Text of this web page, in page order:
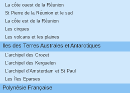
La côte ouest de la Réunion
St Pierre de la Réunion et le sud
La côte est de la Réunion
Les cirques
Les volcans et les plaines
Iles des Terres Australes et Antarctiques
L'archipel des Crozet
L'archipel des Kerguelen
L'archipel d'Amsterdam et St Paul
Les îles Eparses
Polynésie Française